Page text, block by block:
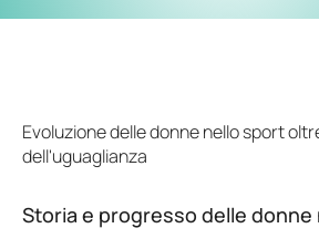
Evoluzione delle donne nello sport
dell'uguaglianza
Storia e progresso delle